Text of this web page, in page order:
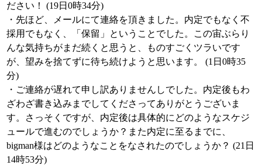
ださい！ (19日0時34分)
・先ほど、メールにて連絡を頂きました。内定でもなく不
採用でもなく、「保留」ということでした。この宙ぶらり
んな気持ちがまだ続くと思うと、ものすごくツラいです
が、望みを捨てずに待ち続けようと思います。 (1日0時35
分)
・ご連絡が遅れて申し訳ありませんしでした。内定後もわ
ざわざ書き込みまでしてくださってありがとうございま
す。さっそくですが、内定後は具体的にどのようなスケジ
ュールで進むのでしょうか？また内定に至るまでに、
bigman様はどのようなことをなされたのでしょうか？ (21日
14時53分)